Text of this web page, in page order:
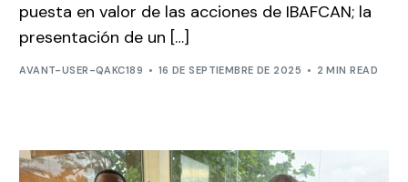
puesta en valor de las acciones de IBAFCAN; la
presentación de un […]
AVANT-USER-QAKC189 16 DE SEPTIEMBRE DE 2025 2 MIN READ